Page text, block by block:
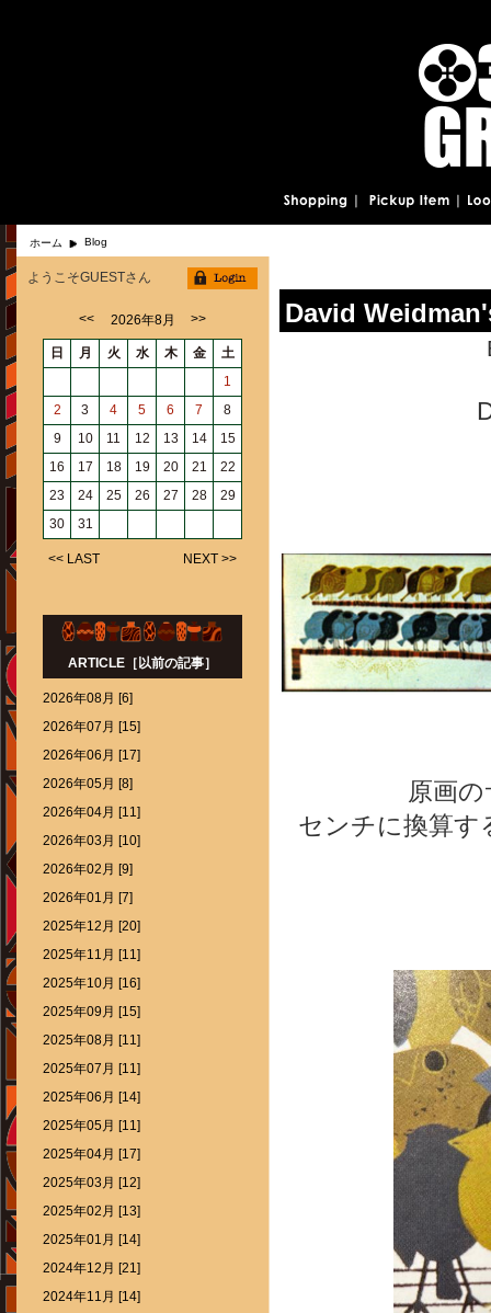
ホーム Blog
David
原画
センチに換算す
ようこそGUESTさん
<< 2026年8月 >>
日 月 火 水 木 金
土
1
2
3 4 5 6 7
8
9
10 11 12 13 14
15
16
17 18 19 20 21
22
23
24 25 26 27 28
29
30
31
<< LAST NEXT >>
ARTICLE［以前の記事］
2026年08月 [6]
2026年07月 [15]
2026年06月 [17]
2026年05月 [8]
2026年04月 [11]
2026年03月 [10]
2026年02月 [9]
2026年01月 [7]
2025年12月 [20]
2025年11月 [11]
2025年10月 [16]
2025年09月 [15]
2025年08月 [11]
2025年07月 [11]
2025年06月 [14]
2025年05月 [11]
2025年04月 [17]
2025年03月 [12]
2025年02月 [13]
2025年01月 [14]
2024年12月 [21]
2024年11月 [14]